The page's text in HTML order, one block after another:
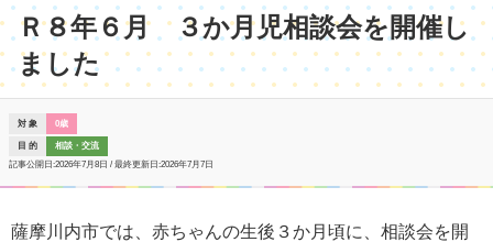
Ｒ８年６月 ３か月児相談会を開催し
ました
対 象 0歳
目 的
相談・交流
記事公開日:2026年7月8日 / 最終更新日:2026年7月7日
薩摩川内市では、赤ちゃんの生後３か月頃に、相談会を開